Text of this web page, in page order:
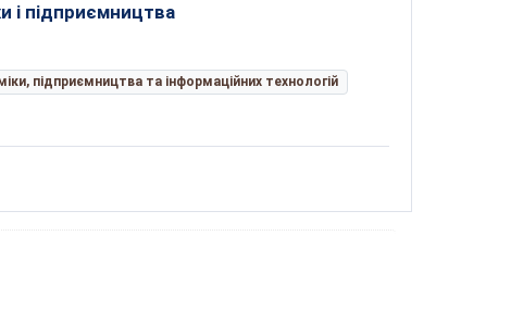
і підприємництва
підприємництва та інформаційних технологій